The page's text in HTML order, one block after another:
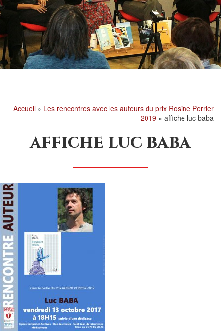
Accueil » Les rencontres avec les auteurs du prix Rosine Perrier
2019 » affiche luc baba
affiche luc baba